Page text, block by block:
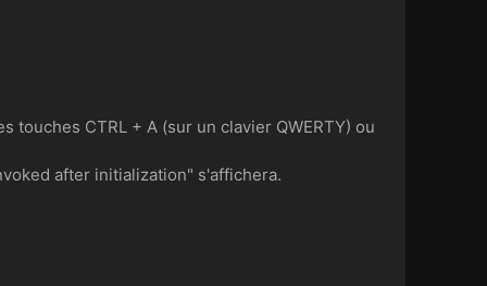
CTRL + A (sur un clavier QWERTY) ou
after initialization" s'affichera.